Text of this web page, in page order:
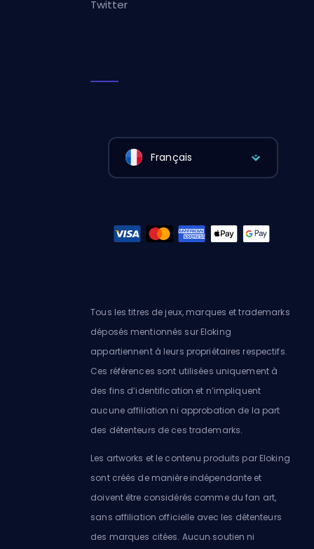
Twitter
Français
Tous les titres de jeux, marques et trademarks
déposés mentionnés sur Eloking
appartiennent à leurs propriétaires respectifs.
Ces références sont utilisées uniquement à
des fins d’identification et n’impliquent
aucune affiliation ni approbation de la part
des détenteurs de ces trademarks.
Les artworks et le contenu produits par Eloking
sont créés de manière indépendante et
doivent être considérés comme du fan art,
sans affiliation officielle avec les détenteurs
des marques citées. Aucun soutien ni